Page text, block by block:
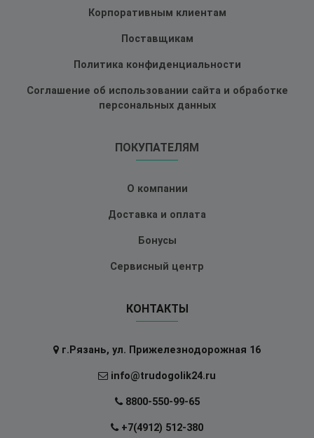
Корпоративным клиентам
Поставщикам
Политика конфиденциальности
Соглашение об использовании сайта и обработке
персональных данных
ПОКУПАТЕЛЯМ
О компании
Доставка и оплата
Бонусы
Сервисный центр
КОНТАКТЫ
г.Рязань, ул. Прижелезнодорожная 16
info@trudogolik24.ru
8800-550-99-65
+7(4912) 512-380